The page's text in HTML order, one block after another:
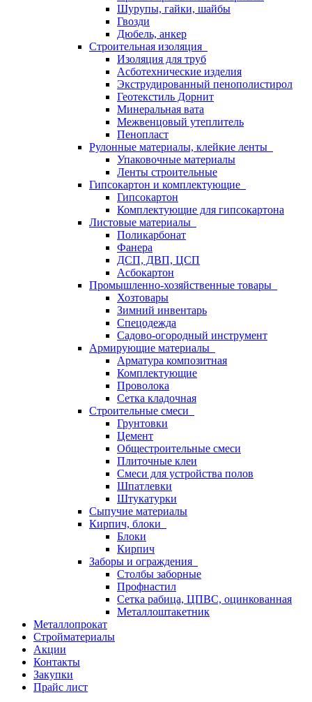
Шурупы, гайки, шайбы
Гвозди
Дюбель, анкер
Строительная изоляция
Изоляция для труб
Асботехнические изделия
Экструдированный пенополистирол
Геотекстиль Дорнит
Минеральная вата
Межвенцовый утеплитель
Пенопласт
Рулонные материалы, клейкие ленты
Упаковочные материалы
Ленты строительные
Гипсокартон и комплектующие
Гипсокартон
Комплектующие для гипсокартона
Листовые материалы
Поликарбонат
Фанера
ДСП, ДВП, ЦСП
Асбокартон
Промышленно-хозяйственные товары
Хозтовары
Зимний инвентарь
Спецодежда
Садово-огородный инструмент
Армирующие материалы
Арматура композитная
Комплектующие
Проволока
Сетка кладочная
Строительные смеси
Грунтовки
Цемент
Общестроительные смеси
Плиточные клеи
Смеси для устройства полов
Шпатлевки
Штукатурки
Сыпучие материалы
Кирпич, блоки
Блоки
Кирпич
Заборы и ограждения
Столбы заборные
Профнастил
Сетка рабица, ЦПВС, оцинкованная
Металлоштакетник
Металлопрокат
Стройматериалы
Акции
Контакты
Закупки
Прайс лист